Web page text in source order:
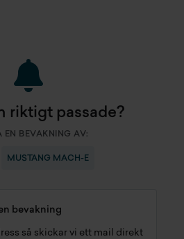
riktigt passade?
EN BEVAKNING AV:
MUSTANG MACH-E
bevakning
så skickar vi ett mail direkt